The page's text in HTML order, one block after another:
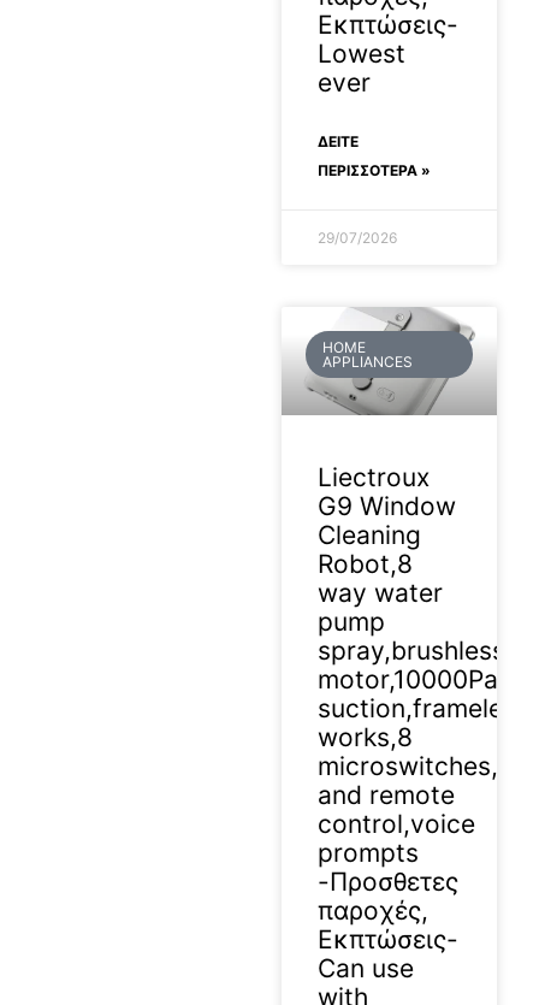
Εκπτώσεις-
Lowest
ever
ΔΕΊΤΕ
ΠΕΡΙΣΣΟΤΕΡΑ »
29/07/2026
HOME
APPLIANCES
Liectroux
G9 Window
Cleaning
Robot,8
way water
pump
spray,brushless
motor,10000Pa
suction,frameless
works,8
and remote
control,voice
prompts
-Προσθετες
παροχές,
Εκπτώσεις-
Can use
with